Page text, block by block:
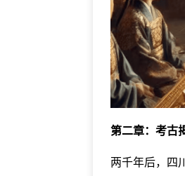
第二章：考古
两千年后，四